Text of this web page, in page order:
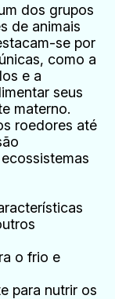
dos grupos
de animais
se por
como a
e a
seus
materno.
roedores até
o frio e
para nutrir os